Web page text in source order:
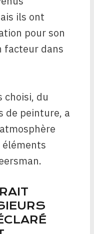
ils ont
pour son
facteur dans
choisi, du
de peinture, a
éléments